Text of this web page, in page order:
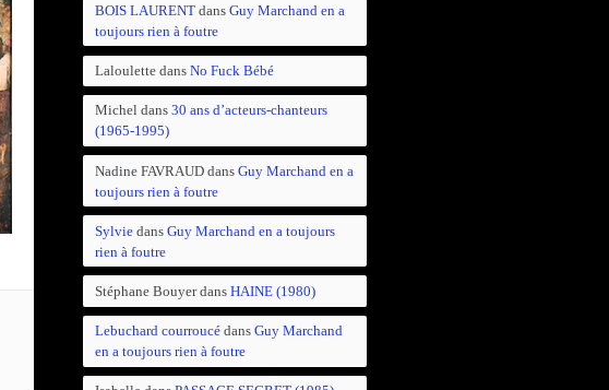
BOIS LAURENTdans Guy Marchand en a
toujours rien à foutre
Laloulettedans No Fuck Bébé
Micheldans 30 ans d’acteurs-chanteurs
(1965-1995)
Nadine FAVRAUDdans Guy Marchand en a
toujours rien à foutre
Sylviedans Guy Marchand en a toujours
rien à foutre
Stéphane Bouyerdans HAINE (1980)
Lebuchard courroucédans Guy Marchand
en a toujours rien à foutre